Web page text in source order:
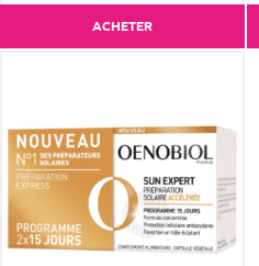
ACHETER